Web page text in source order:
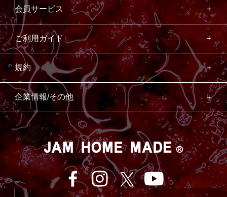
会員サービス
ご利用ガイド
規約
企業情報/その他